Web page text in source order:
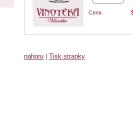
Cena
nahoru Tisk stranky